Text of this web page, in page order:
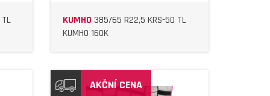
KUMHO 385/65 R22,5 KRS-50 TL
KUMHO 160K
AKČNÍ CENA